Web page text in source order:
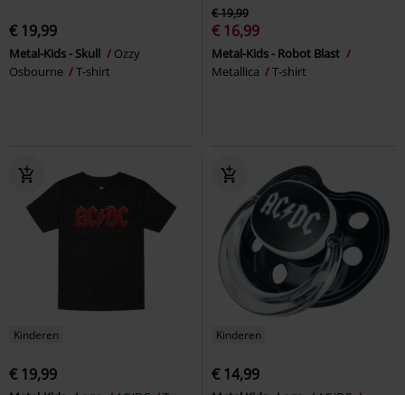
€ 19,99
Metal-Kids - Skull
Ozzy
Osbourne
T-shirt
€ 19,99
€ 16,99
Metal-Kids - Robot Blast
Metallica
T-shirt
Kinderen
€ 19,99
Kinderen
€ 14,99